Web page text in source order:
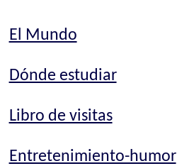
El Mundo
Dónde estudiar
Libro de visitas
Entretenimiento-humor